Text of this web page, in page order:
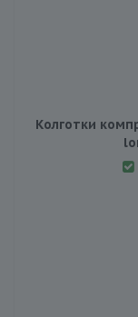
Колготки